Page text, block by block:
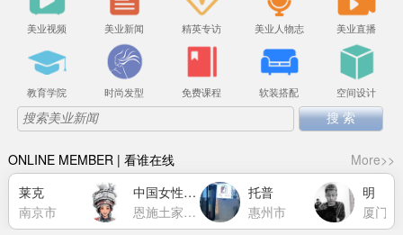
美业视频 美业新闻 精英专访 美业人物志 美业直播
教育学院 时尚发型 免费课程 软装搭配 空间设计
ONLINE MEMBER | 看谁在线
More>>
莱克
南京市
中国女性力量萧莉洁
恩施土家族苗族自治州
托普
惠州市
明
厦门市